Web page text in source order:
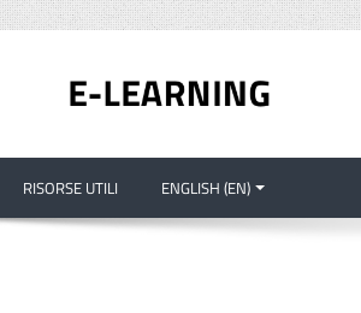
RISORSE UTILI ENGLISH ‎(EN)‎